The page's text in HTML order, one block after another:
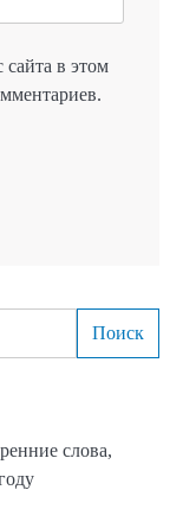
в этом
Поиск
слова,